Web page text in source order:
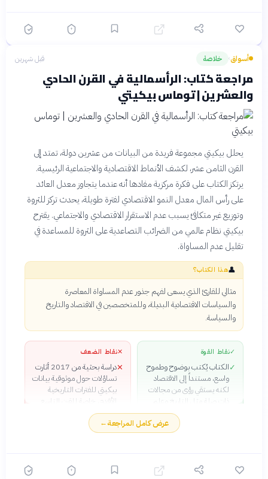
الرواية التاريخية والتحليل
الربح من الأزمات من خلال
شهادات مباشرة ووثائق
سياسية
أسواق› خلاصة قبل شهرين
مراجعة كتاب: الرأسمالية في القرن الحادي
والعشرين | توماس بيكيتي
يحلل بيكيتي مجموعة فريدة من البيانات من عشرين دولة، تمتد إلى
القرن الثامن عشر، لكشف الأنماط الاقتصادية والاجتماعية الرئيسية.
يرتكز الكتاب على فكرة مركزية مفادها أنه عندما يتجاوز معدل العائد
على رأس المال معدل النمو الاقتصادي لفترة طويلة، يحدث تركز للثروة
وتوزيع غير متكافئ يسبب عدم الاستقرار الاقتصادي والاجتماعي. يقترح
بيكيتي نظام عالمي من الضرائب التصاعدية على الثروة للمساعدة في
تقليل عدم المساواة.
👤هذا الكتاب؟
مثالي للقارئ الذي يسعى لفهم جذور عدم المساواة المعاصرة
والسياسات الاقتصادية البديلة، وللمتخصصين في الاقتصاد والتاريخ
والسياسة.
✓نقاط القوة
✓الكتاب يُكتب بوضوح وطموح
واسع، مستنداً إلى الاقتصاد
لكنه يستقي رؤى من مجالات
ذات صلة مثل التاريخ وعلم
يُعتبر الكتاب من قبل الخبراء
مثل بول كروجمان «علامة
ميلانوفيتش «أحد كتب
✕نقاط الضعف
✕
دراسة بحثية من 2017 أثارت
تساؤلات حول موثوقية بيانات
بيكيتي للفترات التاريخية
الأقدم، خاصة للقرن التاسع
عشر.
✕انتقد محرر الاقتصاد بـ
محل جدل بين المتخصصين.
عرض كامل المراجعة←